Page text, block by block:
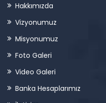
Hakkımızda
Vizyonumuz
Misyonumuz
Foto Galeri
Video Galeri
Banka Hesaplarımız